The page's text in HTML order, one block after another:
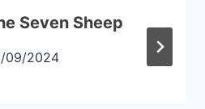
Seven Sheep
09/2024